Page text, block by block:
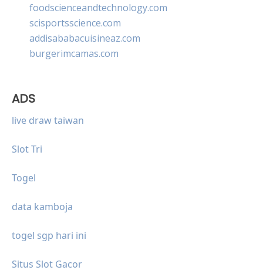
foodscienceandtechnology.com
scisportsscience.com
addisababacuisineaz.com
burgerimcamas.com
ADS
live draw taiwan
Slot Tri
Togel
data kamboja
togel sgp hari ini
Situs Slot Gacor